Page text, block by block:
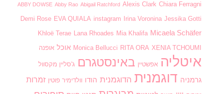
ABBY DOWSE Abby Rao Abigail Ratchford Alexis Clark Chiara Ferragni
Demi Rose EVA QUIALA instagram Irina Voronina Jessika Gotti
Khloë Terae Lana Rhoades Mia Khalifa Micaela Schäfer
Monica Bellucci RITA ORA XENIA TCHOUMI אוכל אופנה
איטליה אפשטיין באינסטגרם ג'סליין מקסוול
גרמניה דוגמנית הדוגמנית הודו וולדימיר פוטין זמרות